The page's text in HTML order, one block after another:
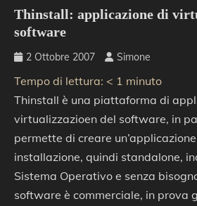
Thinstall: applicazione di
software
2 Ottobre 2007 Simone
Tempo di lettura: < 1 minuto
Thinstall è una piattaforma di
virtualizzazioen del software, in
permette di creare
installazione, quindi standalone,
Sistema Operativo e senza
software è commerciale, in prova